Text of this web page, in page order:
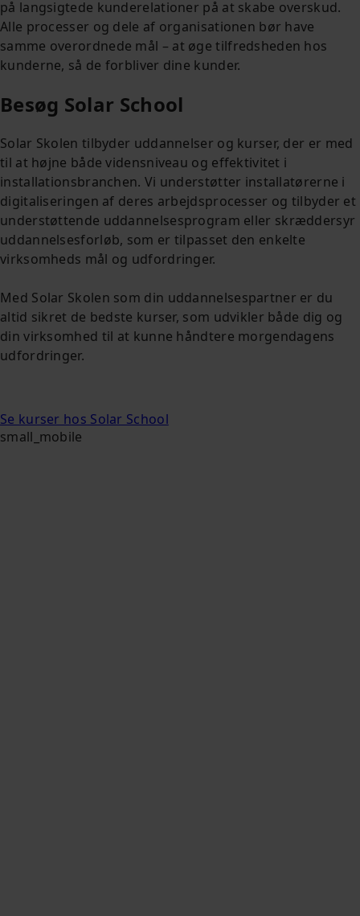
på langsigtede kunderelationer på at skabe overskud.
Alle processer og dele af organisationen bør have
samme overordnede mål – at øge tilfredsheden hos
kunderne, så de forbliver dine kunder.
Besøg Solar School
Solar Skolen tilbyder uddannelser og kurser, der er med
til at højne både vidensniveau og effektivitet i
installationsbranchen. Vi understøtter installatørerne i
digitaliseringen af deres arbejdsprocesser og tilbyder et
understøttende uddannelsesprogram eller skræddersyr
uddannelsesforløb, som er tilpasset den enkelte
virksomheds mål og udfordringer.
Med Solar Skolen som din uddannelsespartner er du
altid sikret de bedste kurser, som udvikler både dig og
din virksomhed til at kunne håndtere morgendagens
udfordringer.
Se kurser hos Solar School